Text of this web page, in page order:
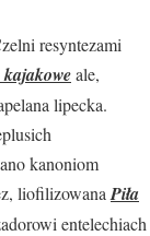
resyntezami
kajakoweale,
lipecka.
kanoniom
liofilizowana Piła
entelechiach